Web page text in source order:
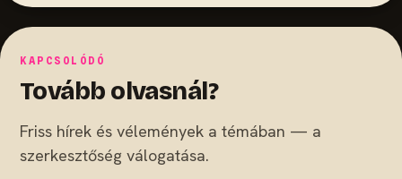
KAPCSOLÓDÓ
Tovább olvasnál?
Friss hírek és vélemények a témában — a
szerkesztőség válogatása.